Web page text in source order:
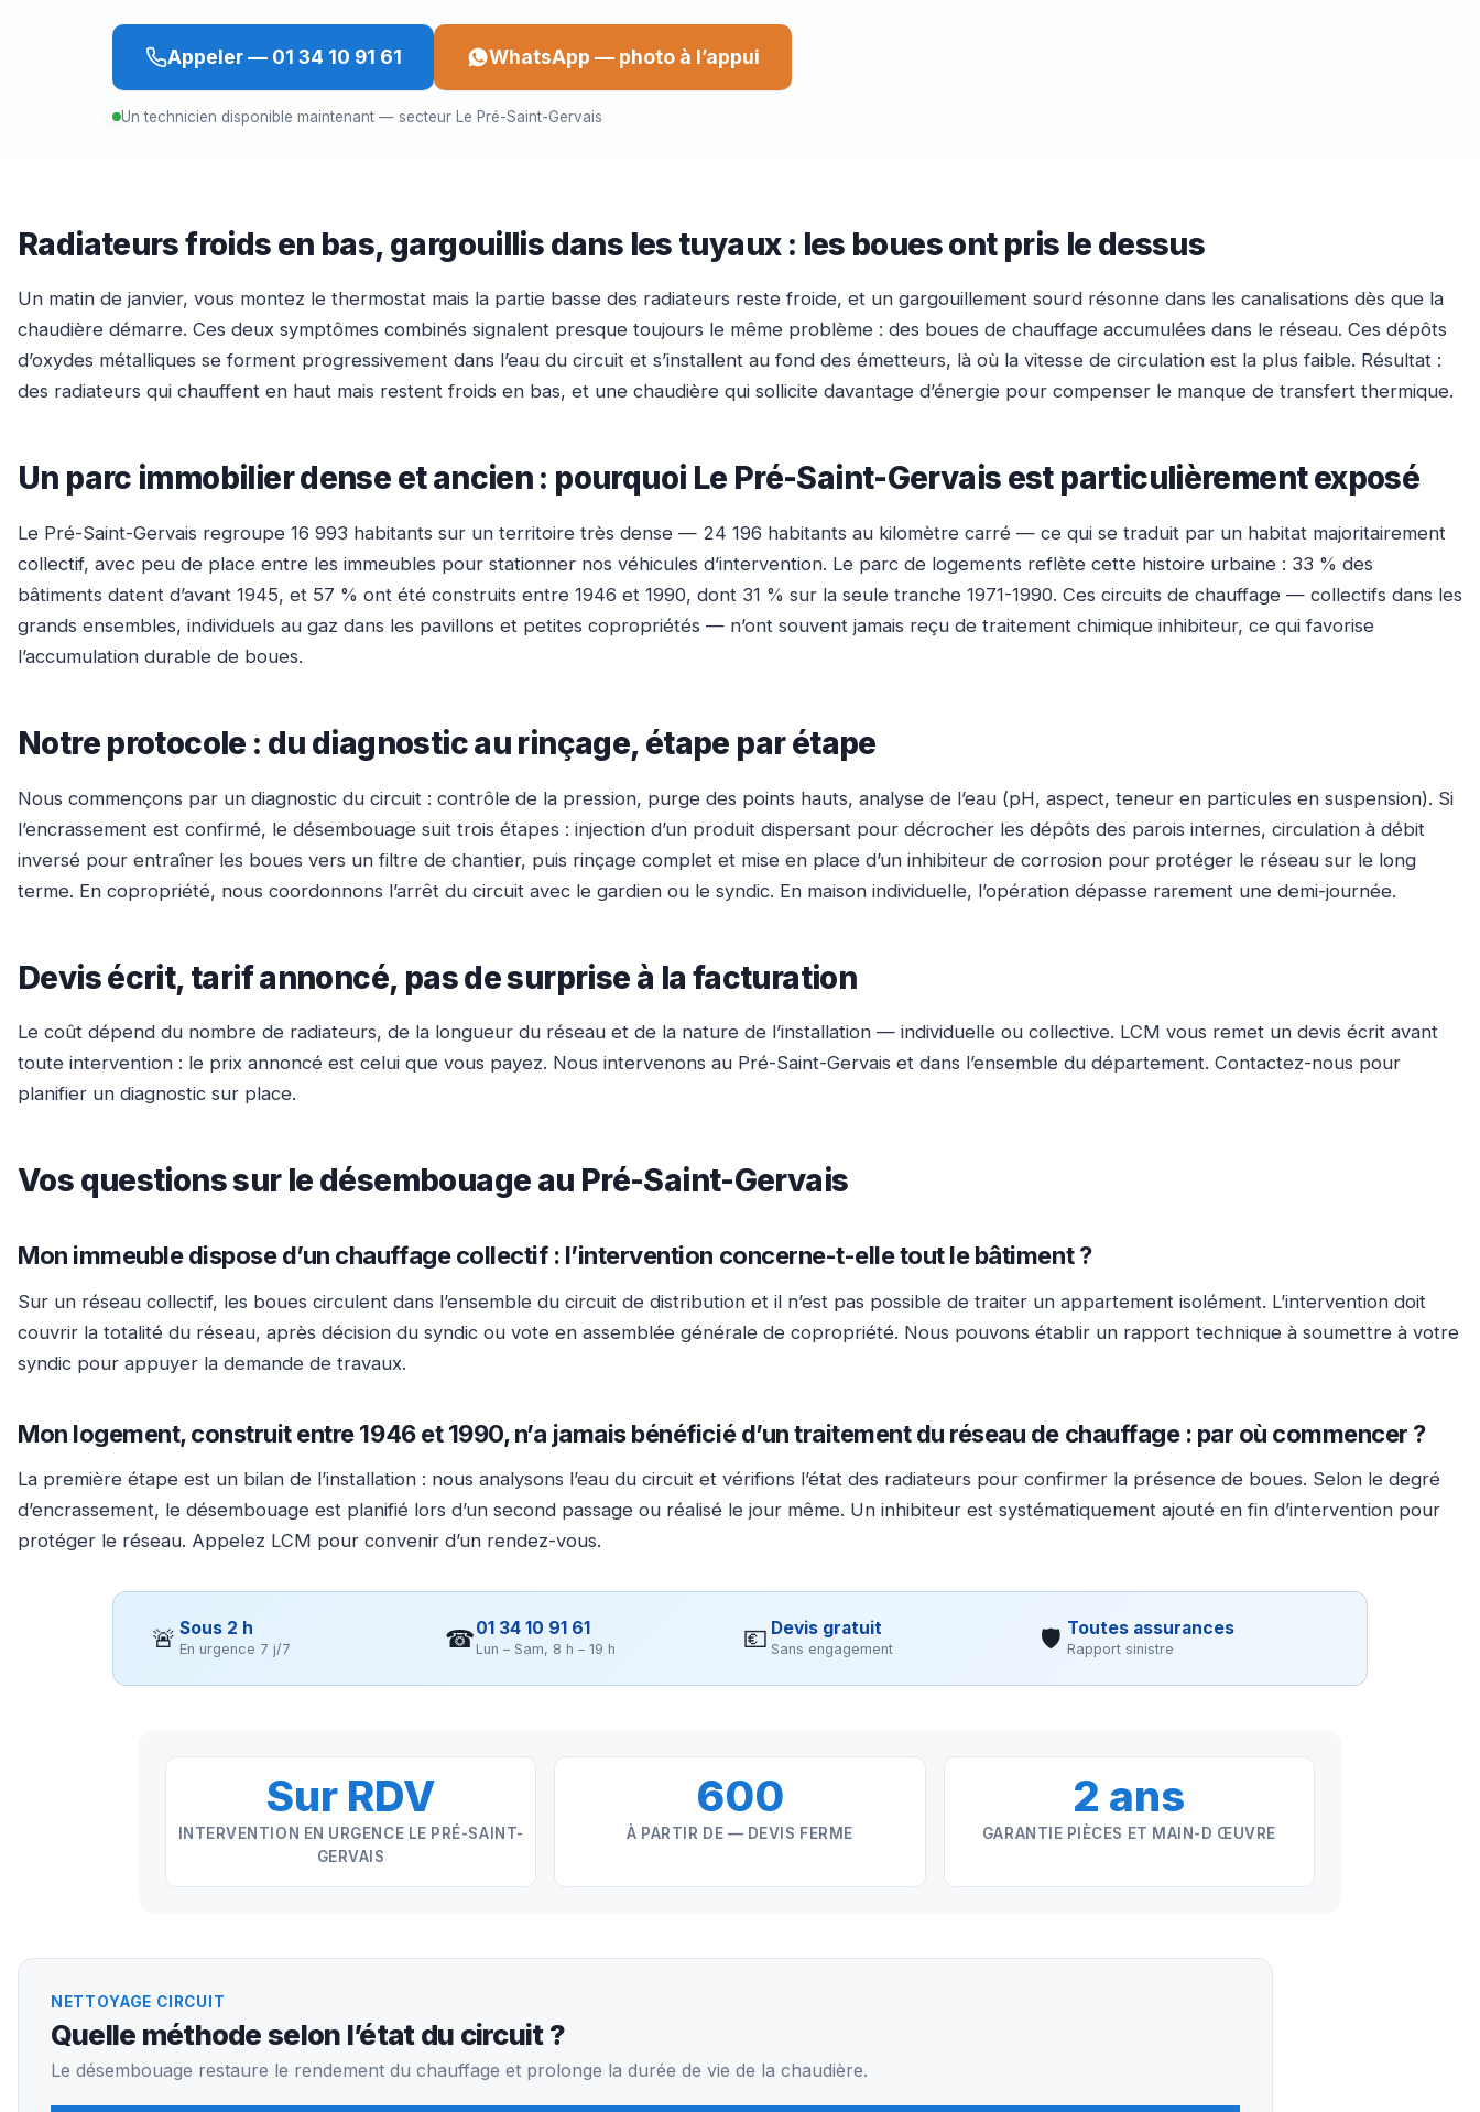
Appeler — 01 34 10 91 61 WhatsApp — photo à l’appui
Un technicien disponible maintenant — secteur Le Pré-Saint-Gervais
Radiateurs froids en bas, gargouillis dans les tuyaux : les boues ont pris le dessus
Un matin de janvier, vous montez le thermostat mais la partie basse des radiateurs reste froide, et un gargouillement sourd résonne dans les canalisations dès que la
chaudière démarre. Ces deux symptômes combinés signalent presque toujours le même problème : des boues de chauffage accumulées dans le réseau. Ces dépôts
d’oxydes métalliques se forment progressivement dans l’eau du circuit et s’installent au fond des émetteurs, là où la vitesse de circulation est la plus faible. Résultat :
des radiateurs qui chauffent en haut mais restent froids en bas, et une chaudière qui sollicite davantage d’énergie pour compenser le manque de transfert thermique.
Un parc immobilier dense et ancien : pourquoi Le Pré-Saint-Gervais est particulièrement exposé
Le Pré-Saint-Gervais regroupe 16 993 habitants sur un territoire très dense — 24 196 habitants au kilomètre carré — ce qui se traduit par un habitat majoritairement
collectif, avec peu de place entre les immeubles pour stationner nos véhicules d’intervention. Le parc de logements reflète cette histoire urbaine : 33 % des
bâtiments datent d’avant 1945, et 57 % ont été construits entre 1946 et 1990, dont 31 % sur la seule tranche 1971-1990. Ces circuits de chauffage — collectifs dans les
grands ensembles, individuels au gaz dans les pavillons et petites copropriétés — n’ont souvent jamais reçu de traitement chimique inhibiteur, ce qui favorise
l’accumulation durable de boues.
Notre protocole : du diagnostic au rinçage, étape par étape
Nous commençons par un diagnostic du circuit : contrôle de la pression, purge des points hauts, analyse de l’eau (pH, aspect, teneur en particules en suspension). Si
l’encrassement est confirmé, le désembouage suit trois étapes : injection d’un produit dispersant pour décrocher les dépôts des parois internes, circulation à débit
inversé pour entraîner les boues vers un filtre de chantier, puis rinçage complet et mise en place d’un inhibiteur de corrosion pour protéger le réseau sur le long
terme. En copropriété, nous coordonnons l’arrêt du circuit avec le gardien ou le syndic. En maison individuelle, l’opération dépasse rarement une demi-journée.
Devis écrit, tarif annoncé, pas de surprise à la facturation
Le coût dépend du nombre de radiateurs, de la longueur du réseau et de la nature de l’installation — individuelle ou collective. LCM vous remet un devis écrit avant
toute intervention : le prix annoncé est celui que vous payez. Nous intervenons au Pré-Saint-Gervais et dans l’ensemble du département. Contactez-nous pour
planifier un diagnostic sur place.
Vos questions sur le désembouage au Pré-Saint-Gervais
Mon immeuble dispose d’un chauffage collectif : l’intervention concerne-t-elle tout le bâtiment ?
Sur un réseau collectif, les boues circulent dans l’ensemble du circuit de distribution et il n’est pas possible de traiter un appartement isolément. L’intervention doit
couvrir la totalité du réseau, après décision du syndic ou vote en assemblée générale de copropriété. Nous pouvons établir un rapport technique à soumettre à votre
syndic pour appuyer la demande de travaux.
Mon logement, construit entre 1946 et 1990, n’a jamais bénéficié d’un traitement du réseau de chauffage : par où commencer ?
La première étape est un bilan de l’installation : nous analysons l’eau du circuit et vérifions l’état des radiateurs pour confirmer la présence de boues. Selon le degré
d’encrassement, le désembouage est planifié lors d’un second passage ou réalisé le jour même. Un inhibiteur est systématiquement ajouté en fin d’intervention pour
protéger le réseau. Appelez LCM pour convenir d’un rendez-vous.
🚨 Sous 2 h
En urgence 7 j/7 ☎01 34 10 91 61
Lun – Sam, 8 h – 19 h 💶 Devis gratuit
Sans engagement 🛡 Toutes assurances
Rapport sinistre
Sur RDV
INTERVENTION EN URGENCE LE PRÉ-SAINT-
GERVAIS
600
À PARTIR DE — DEVIS FERME
2 ans
GARANTIE PIÈCES ET MAIN-D ŒUVRE
NETTOYAGE CIRCUIT
Quelle méthode selon l’état du circuit ?
Le désembouage restaure le rendement du chauffage et prolonge la durée de vie de la chaudière.